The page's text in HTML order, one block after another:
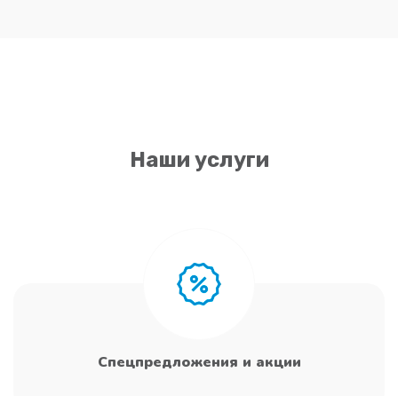
Наши услуги
Спецпредложения и акции